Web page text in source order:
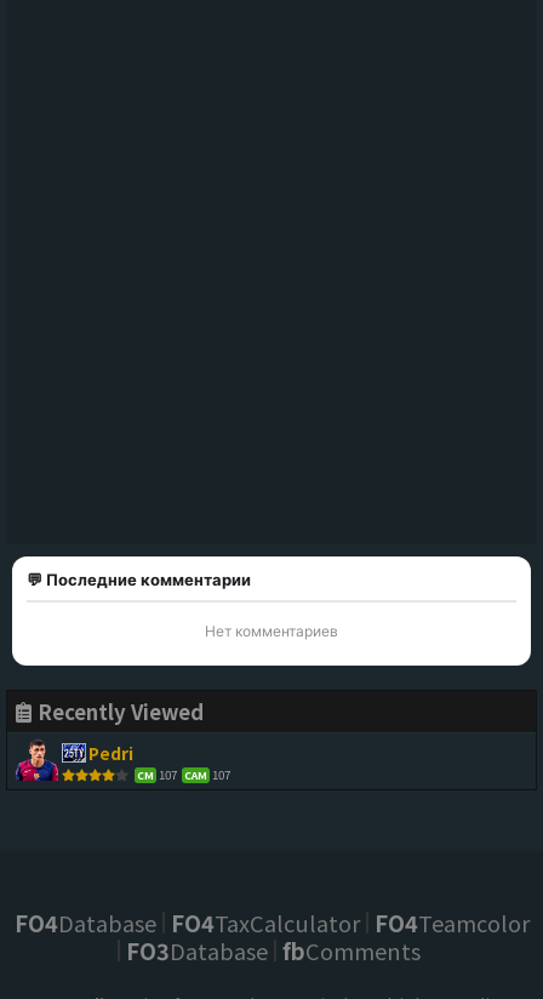
💬 Последние комментарии
Нет комментариев
Recently Viewed
Pedri
CM 107 CAM 107
FO4Database FO4TaxCalculator FO4Teamcolor
FO3Database fbComments